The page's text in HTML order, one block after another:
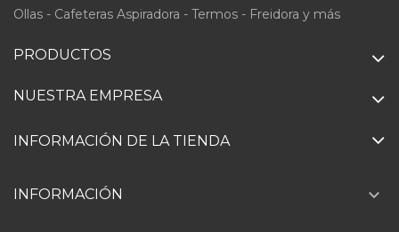
Ollas - Cafeteras Aspiradora - Termos - Freidora y más
PRODUCTOS
NUESTRA EMPRESA
INFORMACIÓN DE LA TIENDA
INFORMACIÓN 